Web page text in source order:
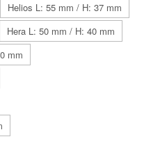
Helios L: 55 mm / H: 37 mm
Hera L: 50 mm / H: 40 mm
mm